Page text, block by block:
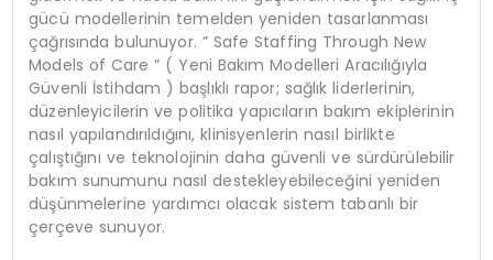
gücü modellerinin temelden yeniden tasarlanması
çağrısında bulunuyor. ” Safe Staffing Through New
Models of Care ” ( Yeni Bakım Modelleri Aracılığıyla
Güvenli İstihdam ) başlıklı rapor; sağlık liderlerinin,
düzenleyicilerin ve politika yapıcıların bakım ekiplerinin
nasıl yapılandırıldığını, klinisyenlerin nasıl birlikte
çalıştığını ve teknolojinin daha güvenli ve sürdürülebilir
bakım sunumunu nasıl destekleyebileceğini yeniden
düşünmelerine yardımcı olacak sistem tabanlı bir
çerçeve sunuyor.